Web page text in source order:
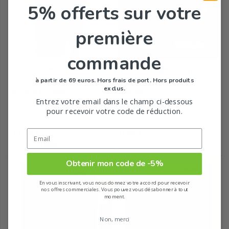
[e.y.e.s] Soin Calmant et...
73,93 €/100mL
Stériblef Lingettes Hygiène
Occulaire
Densmore
Prix
5% offerts sur votre
première
commande
à partir de 69 euros. Hors frais de port. Hors produits
exclus.
Entrez votre email dans le champ ci-dessous
pour recevoir votre code de réduction.
Obtenir mon code de -5%
En vous inscrivant, vous nous donnez votre accord pour recevoir
nos offres commerciales. Vous pouvez vous désabonner à tout
moment.
Non, merci